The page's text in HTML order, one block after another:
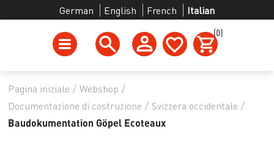
German English French Italian
(0)
Pagina iniziale / Webshop /
Documentazione di costruzione / Svizzera occidentale /
Baudokumentation Göpel Ecoteaux